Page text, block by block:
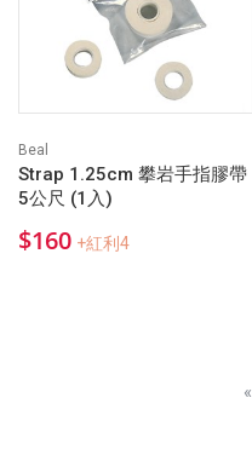
Beal
Strap 1.25cm 攀岩手指膠帶
5公尺 (1入)
$160 +紅利4
«